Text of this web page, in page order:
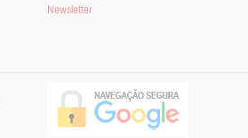
Newsletter